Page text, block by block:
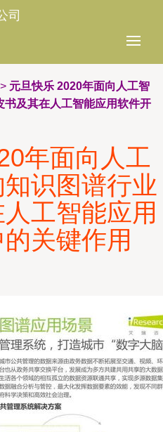
司
> 元旦快乐 2020年面向人工智
及其在人工智能应用软件开
年面向人工
识图谱行业
工智能应用
关键作用